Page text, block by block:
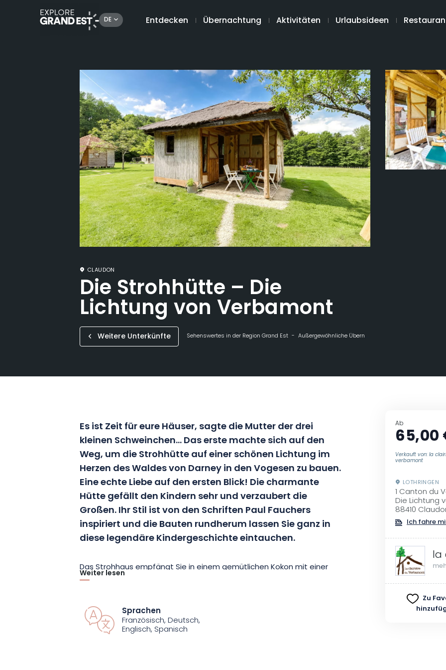
DE Entdecken Übernachtung Aktivitäten Urlaubsideen
CLAUDON
Die Strohhütte – Die
Lichtung von Verbamont
Weitere Unterkünfte Sehenswertes in der Region Grand Est Außergewöhnliche Übernachtungen
Es ist Zeit für eure Häuser, sagte die Mutter der drei
kleinen Schweinchen… Das erste machte sich auf den
Weg, um die Strohhütte auf einer schönen Lichtung im
Herzen des Waldes von Darney in den Vogesen zu bauen.
Eine echte Liebe auf den ersten Blick! Die charmante
Hütte gefällt den Kindern sehr und verzaubert die
Großen. Ihr Stil ist von den Schriften Paul Fauchers
inspiriert und die Bauten rundherum lassen Sie ganz in
diese legendäre Kindergeschichte eintauchen.
Das Strohhaus empfängt Sie in einem gemütlichen Kokon mit einer
komfortablen Innenausstattung. Es ist eine Unterkunft aus Erde, Holz,
ihrer schlichten Eleganz begeistert sein. Natürliche Materialien, die ihm
eine warme Atmosphäre verleihen. Nicht zu vergessen die kleinen
Details, die den Unterschied ausmachen, wie die bunten Glasflaschen,
Weiter lesen
Sprachen
Französisch, Deutsch,
Englisch, Spanisch
Ab
65,00
Verkauft von: la
verbamont
LOTHRINGEN
1 Canton du
Die Lichtung
88410
Ich fahre
la
Zu